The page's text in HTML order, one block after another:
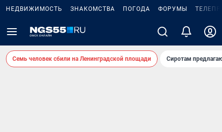
НЕДВИЖИМОСТЬ ЗНАКОМСТВА ПОГОДА ФОРУМЫ
Семь человек сбили на Ленинградской площади Сиротам